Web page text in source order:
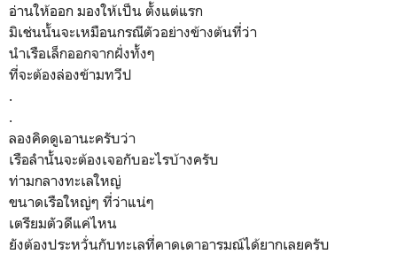
อ่านให้ออก มองให้เป็น ตั้งแต่แรก
มิเช่นนั้นจะเหมือนกรณีตัวอย่างข้างต้นที่ว่า
นำเรือเล็กออกจากฝั่งทั้งๆ
ที่จะต้องล่องข้ามทวีป
.
.
ลองคิดดูเอานะครับว่า
เรือลำนั้นจะต้องเจอกับอะไรบ้างครับ
ท่ามกลางทะเลใหญ่
ขนาดเรือใหญ่ๆ ที่ว่าแน่ๆ
เตรียมตัวดีแค่ไหน
ยังต้องประหวั่นกับทะเลที่คาดเดาอารมณ์ได้ยากเลยครับ